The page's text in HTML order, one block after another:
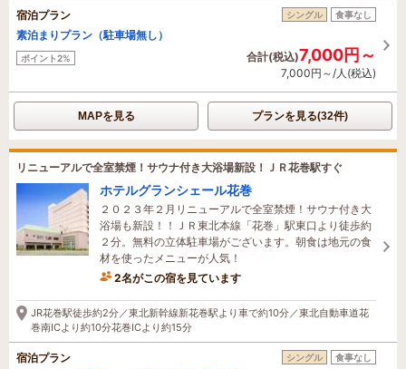
宿泊プラン シングル 食事なし
素泊まりプラン（駐車場無し）
ポイント2% 合計(税込)7,000円～
7,000円～/人(税込)
MAPを見る プランを見る(32件)
リニューアルで全室禁煙！サウナ付き大浴場新設！ＪＲ花巻駅すぐ
ホテルグランシェール花巻
２０２３年２月リニューアルで全室禁煙！サウナ付き大
浴場も新設！！ＪＲ東北本線「花巻」駅東口より徒歩約
２分。無料の立体駐車場がございます。朝食は地元の食
材を使ったメニューが人気！
2名がこの宿を見ています
37分前に予約されました
JR花巻駅徒歩約2分／東北新幹線新花巻駅より車で約10分／東北自動車道花
巻南ICより約10分花巻ICより約15分
宿泊プラン シングル 食事なし